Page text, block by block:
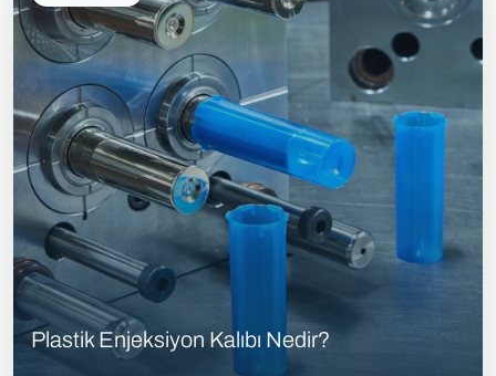
Plastik Enjeksiyon Kalıbı Nedir?